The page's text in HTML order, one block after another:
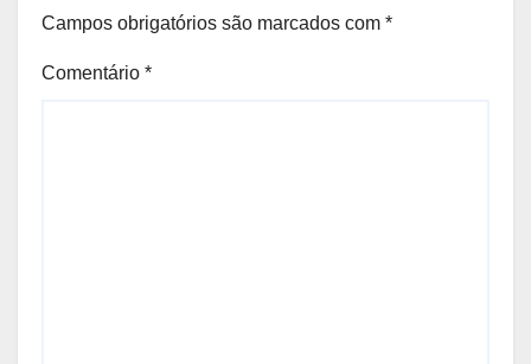
Campos obrigatórios são marcados com *
Comentário *